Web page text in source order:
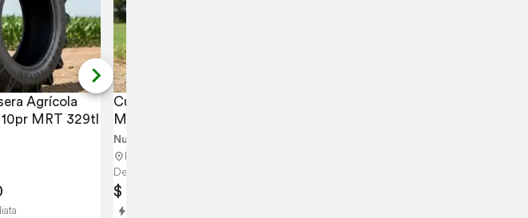
Agrícola
MRT 329tl
Cubierta Trasera Agrícola
MRL 13.6-36 12pr MRT 329
TT
Nueva
Pilar
De Neumáticos
$ 1.110.000